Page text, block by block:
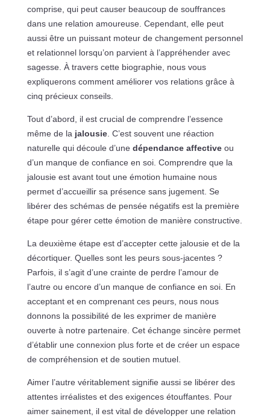
comprise, qui peut causer beaucoup de souffrances
dans une relation amoureuse. Cependant, elle peut
aussi être un puissant moteur de changement personnel
et relationnel lorsqu’on parvient à l’appréhender avec
sagesse. À travers cette biographie, nous vous
expliquerons comment améliorer vos relations grâce à
cinq précieux conseils.
Tout d’abord, il est crucial de comprendre l’essence
même de la jalousie. C’est souvent une réaction
naturelle qui découle d’une dépendance affectiveou
d’un manque de confiance en soi. Comprendre que la
jalousie est avant tout une émotion humaine nous
permet d’accueillir sa présence sans jugement. Se
libérer des schémas de pensée négatifs est la première
étape pour gérer cette émotion de manière constructive.
La deuxième étape est d’accepter cette jalousie et de la
décortiquer. Quelles sont les peurs sous-jacentes ?
Parfois, il s’agit d’une crainte de perdre l’amour de
l’autre ou encore d’un manque de confiance en soi. En
acceptant et en comprenant ces peurs, nous nous
donnons la possibilité de les exprimer de manière
ouverte à notre partenaire. Cet échange sincère permet
d’établir une connexion plus forte et de créer un espace
de compréhension et de soutien mutuel.
Aimer l’autre véritablement signifie aussi se libérer des
attentes irréalistes et des exigences étouffantes. Pour
aimer sainement, il est vital de développer une relation